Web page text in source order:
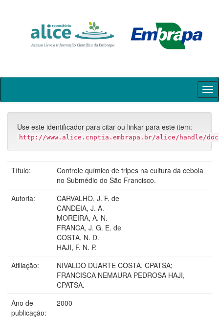
Skip
Use este identificador para citar ou linkar para este item:
http://www.alice.cnptia.embrapa.br/alice/handle/
Título:
Controle químico de tripes na cultura da cebola
no Submédio do São Francisco.
Autoria:
CARVALHO, J. F. de
CANDEIA, J. A.
MOREIRA, A. N.
FRANCA, J. G. E. de
COSTA, N. D.
HAJI, F. N. P.
Afiliação:
NIVALDO DUARTE COSTA, CPATSA;
FRANCISCA NEMAURA PEDROSA HAJI,
CPATSA.
Ano de
publicação:
2000